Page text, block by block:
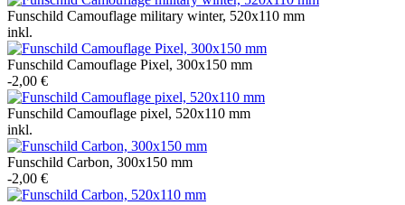
Funschild Camouflage military winter, 520x110 mm
inkl.
Funschild Camouflage Pixel, 300x150 mm
-2,00 €
Funschild Camouflage pixel, 520x110 mm
inkl.
Funschild Carbon, 300x150 mm
-2,00 €